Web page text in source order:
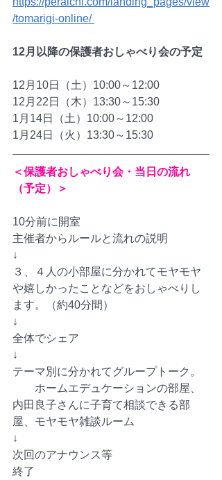
/tomarigi-online/
12月以降の保護者おしゃべり会の予定
12月10日（土）10:00～12:00
12月22日（木）13:30～15:30
1月14日（土）10:00～12:00
1月24日（火）13:30～15:30
＜保護者おしゃべり会・当日の流れ
（予定）＞
10分前に開室
主催者からルールと流れの説明
↓
３、４人の小部屋に分かれてモヤモヤ
や嬉しかったことなどをおしゃべりし
ます。（約40分間）
↓
全体でシェア
↓
テーマ別に分かれてグループトーク。
ホームエデュケーションの部屋、
内田良子さんに子育て相談できる部
屋、モヤモヤ雑談ルーム
↓
次回のアナウンス等
終了